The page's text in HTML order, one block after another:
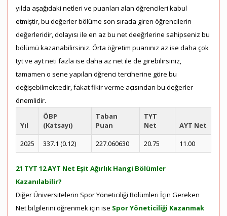
yılda aşağıdaki netleri ve puanları alan öğrencileri kabul
etmiştir, bu değerler bölüme son sırada giren öğrencilerin
değerleridir, dolayısı ile en az bu net deeğrlerine sahipseniz bu
bölümü kazanabilirsiniz. Örta öğretim puanınız az ise daha çok
tyt ve ayt neti fazla ise daha az net ile de girebilirsiniz,
tamamen o sene yapılan öğrenci terciherine göre bu
değişebilmektedir, fakat fikir verme açısından bu değerler
önemlidir.
Yıl
ÖBP
(Katsayı)
Taban
Puan
TYT
Net
AYT Net
2025
337.1 (0.12) 227.060630 20.75 11.00
21 TYT 12 AYT Net Eşit Ağırlık Hangi Bölümler
Kazanılabilir?
Diğer Üniversitelerin Spor Yöneticiliği Bölümleri İçin Gereken
Net bilgilerini öğrenmek için ise Spor Yöneticiliği Kazanmak